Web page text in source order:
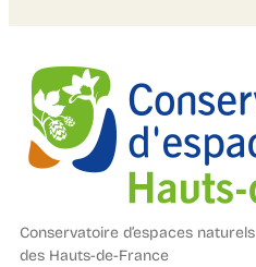
Conservatoire d’espaces naturels
des Hauts-de-France